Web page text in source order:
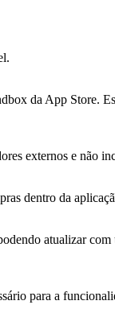
da App
externos e não
dentro da
atualizar com
para a